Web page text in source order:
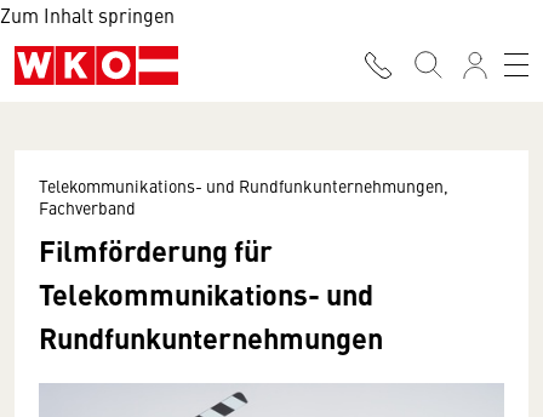
Zum Inhalt springen
Telekommunikations- und Rundfunkunternehmungen,
Fachverband
Filmförderung für
Telekommunikations- und
Rundfunkunternehmungen